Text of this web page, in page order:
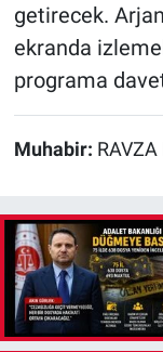
getirecek.
ekranda
programa
Muhabir: RAVZA